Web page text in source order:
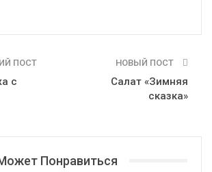
ПОСТ
с
НОВЫЙ ПОСТ
Салат «Зимняя
сказка»
Понравиться